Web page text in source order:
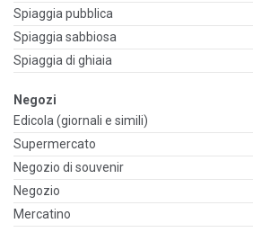
Spiaggia pubblica
Spiaggia sabbiosa
Spiaggia di ghiaia
Negozi
Edicola (giornali e simili)
Supermercato
Negozio di souvenir
Negozio
Mercatino